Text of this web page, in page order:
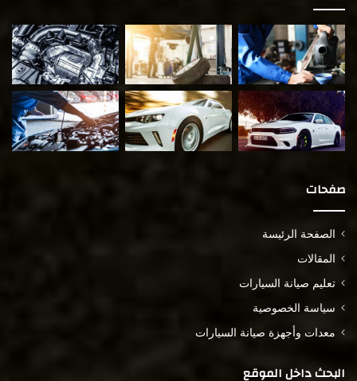
صفحات
الصفحة الرئيسة
المقالات
تعليم صيانة السيارات
سياسة الخصوصية
معدات وأجهزة صيانة السيارات
البحث داخل الموقع